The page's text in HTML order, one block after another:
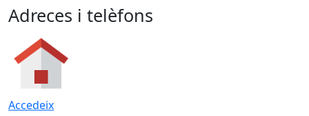
Adreces i telèfons
Accedeix